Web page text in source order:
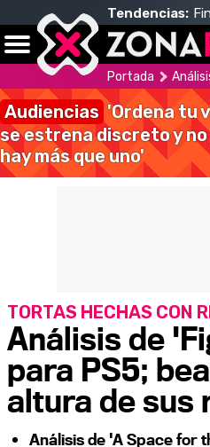
Tendencias:
Portada
Audiencias 'Ordena tu
se estrena discreto y
hay más que uno'
Análisis de 'A Space for
Análisis de
para PS5;
altura de sus
TORTAS HECHAS CON